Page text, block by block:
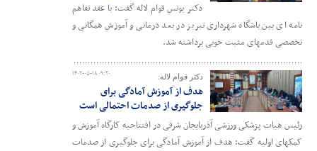
دکتر یونس قوام لاله گفت: با عقد تفاهم
نامه ای بین باشگاه شهرداری تبریز در بعد درمانی و آموزش همگانی و
تخصصی قدمهای مثبت خوبی برداشته شد.
۱۴۰۲-۰۵-۱۸ ۰۹:۲۰ دکتر قوام لاله:
هدف از آموزش آمادگی برای
جلوگیری از صدمات احتمالی است
رئیس هیات پزشکی ورزشی آذربایجان شرقی در افتتاحیه کارگاه آموزش و
کمکهای اولیه گفت: هدف از آموزش آمادگی برای جلوگیری از صدمات